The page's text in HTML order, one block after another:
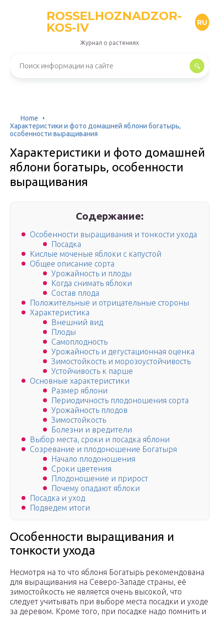
ROSSELHOZNADZOR-
KOS-IV
RU
Журнал о растениях
Home
Характеристики и фото домашней яблони богатырь,
особенности выращивания
Характеристики и фото домашней
яблони богатырь, особенности
выращивания
Содержание:
Особенности выращивания и тонкости ухода
Посадка
Кислые моченые яблоки с капустой
Общее описание сорта
Урожайность и плоды
Когда снимать яблоки
Состав плода
Положительные и отрицательные стороны
Характеристика
Внешний вид
Плоды
Самоплодность
Урожайность и дегустационная оценка
Зимостойкость и морозоустойчивость
Устойчивость к парше
Основные характеристики
Размер яблони
Периодичность плодоношения сорта
Урожайность плодов
Зимостойкость
Болезни и вредители
Выбор места, сроки и посадка яблони
Созревание и плодоношение Богатыря
Начало плодоношения
Сроки цветения
Плодоношение и прирост
Почему опадают яблоки
Посадка и уход
Подведем итоги
Особенности выращивания и
тонкости ухода
Несмотря на то что яблоня Богатырь рекомендована
для выращивания на Северо-Западе страны, её
зимостойкость не является очень высокой, что
следует учитывать при выборе места посадки и уходе
за деревом. Кроме того, при посадке надо помнить и